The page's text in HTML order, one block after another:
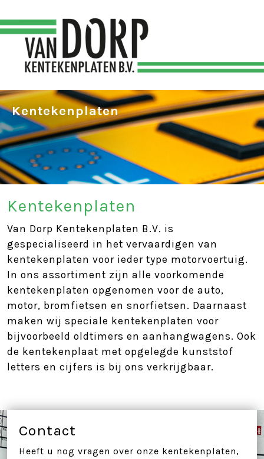
Kentekenplaten
Kentekenplaten
Van Dorp Kentekenplaten B.V. is
gespecialiseerd in het vervaardigen van
kentekenplaten voor ieder type motorvoertuig.
In ons assortiment zijn alle voorkomende
kentekenplaten opgenomen voor de auto,
motor, bromfietsen en snorfietsen. Daarnaast
maken wij speciale kentekenplaten voor
bijvoorbeeld oldtimers en aanhangwagens. Ook
de kentekenplaat met opgelegde kunststof
letters en cijfers is bij ons verkrijgbaar.
Contact
Heeft u nog vragen over onze kentekenplaten,